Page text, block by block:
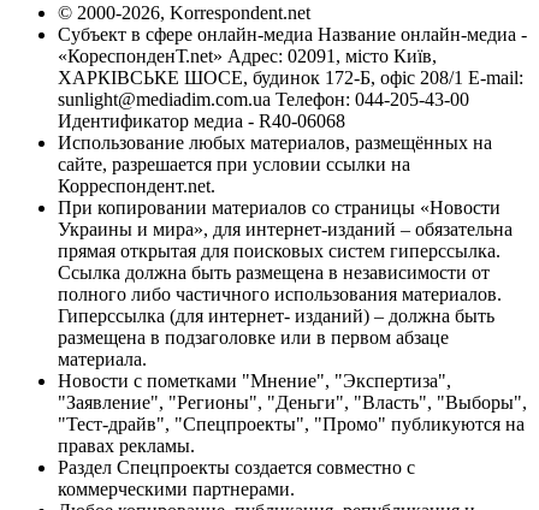
© 2000-2026, Korrespondent.net
Субъект в сфере онлайн-медиа Название онлайн-медиа -
«КореспонденТ.net» Адрес: 02091, місто Київ,
ХАРКІВСЬКЕ ШОСЕ, будинок 172-Б, офіс 208/1 E-mail:
sunlight@mediadim.com.ua Телефон: 044-205-43-00
Идентификатор медиа - R40-06068
Использование любых материалов, размещённых на
сайте, разрешается при условии ссылки на
Корреспондент.net.
При копировании материалов со страницы «Новости
Украины и мира», для интернет-изданий – обязательна
прямая открытая для поисковых систем гиперссылка.
Ссылка должна быть размещена в независимости от
полного либо частичного использования материалов.
Гиперссылка (для интернет- изданий) – должна быть
размещена в подзаголовке или в первом абзаце
материала.
Новости с пометками "Мнение", "Экспертиза",
"Заявление", "Регионы", "Деньги", "Власть", "Выборы",
"Тест-драйв", "Спецпроекты", "Промо" публикуются на
правах рекламы.
Раздел Спецпроекты создается совместно с
коммерческими партнерами.